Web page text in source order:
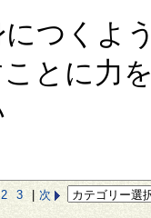
つくよ
とに力
2 3 次